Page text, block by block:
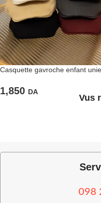
Casquette gavroche enfant unie
1,850 DA
Vus
098